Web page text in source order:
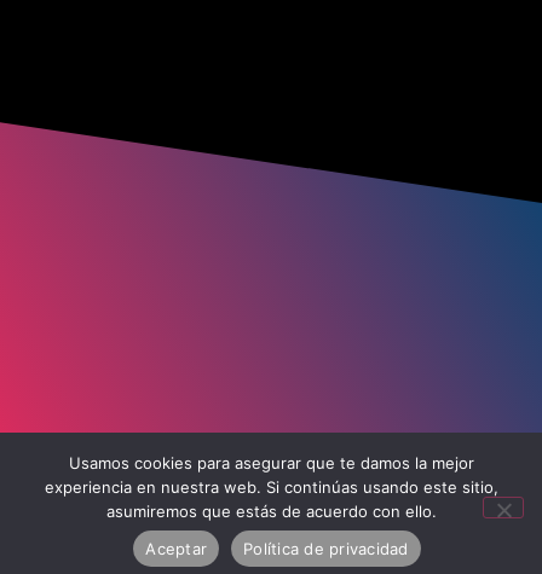
Usamos cookies para asegurar que te damos la mejor
experiencia en nuestra web. Si continúas usando este sitio,
asumiremos que estás de acuerdo con ello.
Aceptar
Política de privacidad